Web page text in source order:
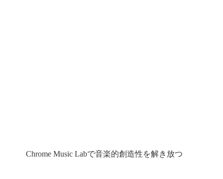
Chrome Music Labで音楽的創造性を解き放つ